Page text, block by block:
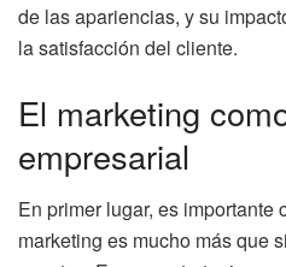
de las apariencias, y su
la satisfacción del cliente.
El marketing
empresarial
En primer lugar, es importante
marketing es mucho más que